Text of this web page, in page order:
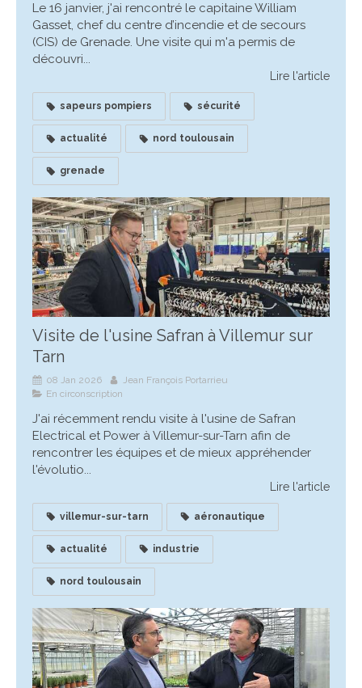
Le 16 janvier, j'ai rencontré le capitaine William
Gasset, chef du centre d’incendie et de secours
(CIS) de Grenade. Une visite qui m'a permis de
découvri...
Lire l'article
sapeurs pompiers sécurité
actualité nord toulousain
grenade
Visite de l'usine Safran à Villemur sur
Tarn
08 Jan 2026
Jean François Portarrieu
En circonscription
J'ai récemment rendu visite à l'usine de Safran
Electrical et Power à Villemur-sur-Tarn afin de
rencontrer les équipes et de mieux appréhender
l'évolutio...
Lire l'article
villemur-sur-tarn aéronautique
actualité industrie
nord toulousain